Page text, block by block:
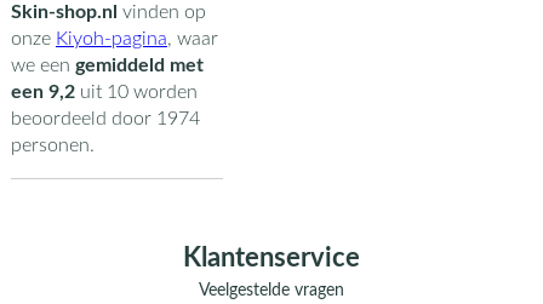
Skin-shop.nl vinden op
onze Kiyoh-pagina, waar
we een gemiddeld met
een 9,2uit 10worden
beoordeeld door 1974
personen.
Klantenservice
Veelgestelde vragen